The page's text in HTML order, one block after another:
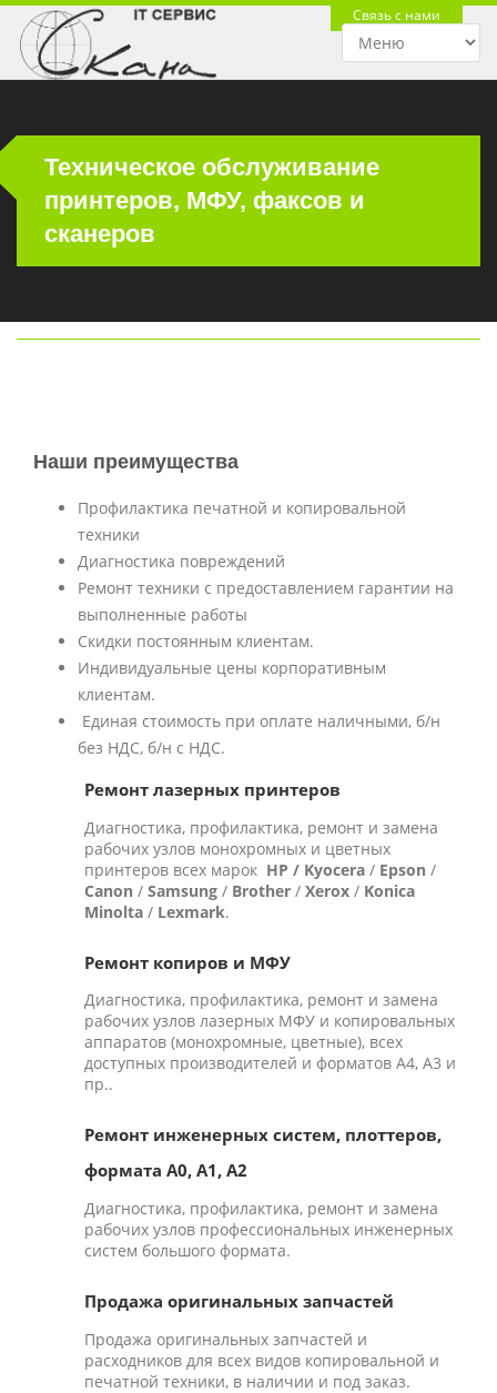
Связь с нами
Техническое обслуживание
принтеров, МФУ, факсов и
сканеров
Наши преимущества
Профилактика печатной и копировальной
техники
Диагностика повреждений
Ремонт техники с предоставлением гарантии на
выполненные работы
Скидки постоянным клиентам.
Индивидуальные цены корпоративным
клиентам.
Единая стоимость при оплате наличными, б/н
без НДС, б/н с НДС.
Ремонт лазерных принтеров
Диагностика, профилактика, ремонт и замена
рабочих узлов монохромных и цветных
принтеров всех марок HP / Kyocera / Epson /
Canon / Samsung / Brother / Xerox / Konica
Minolta / Lexmark.
Ремонт копиров и МФУ
Диагностика, профилактика, ремонт и замена
рабочих узлов лазерных МФУ и копировальных
аппаратов (монохромные, цветные), всех
доступных производителей и форматов А4, А3 и
пр..
Ремонт инженерных систем, плоттеров,
формата А0, А1, А2
Диагностика, профилактика, ремонт и замена
рабочих узлов профессиональных инженерных
систем большого формата.
Продажа оригинальных запчастей
Продажа оригинальных запчастей и
расходников для всех видов копировальной и
печатной техники, в наличии и под заказ.